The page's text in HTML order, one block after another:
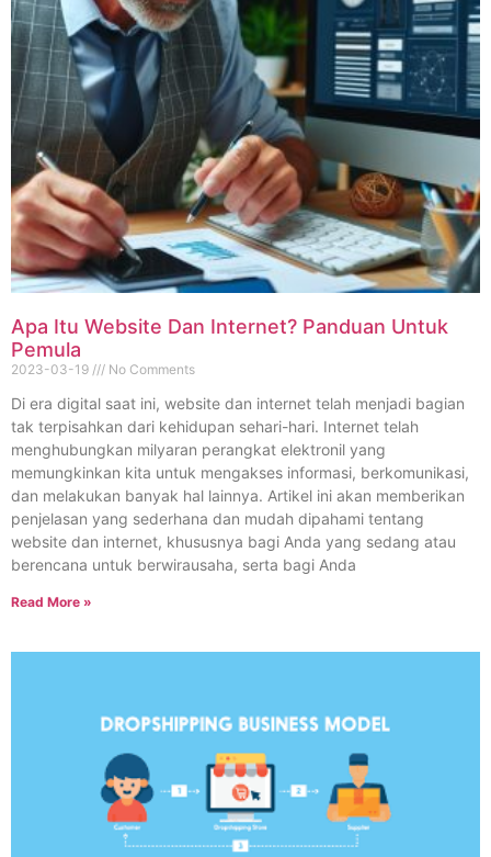
Apa Itu Website Dan Internet? Panduan Untuk
Pemula
2023-03-19 No Comments
Di era digital saat ini, website dan internet telah menjadi bagian
tak terpisahkan dari kehidupan sehari-hari. Internet telah
menghubungkan milyaran perangkat elektronil yang
memungkinkan kita untuk mengakses informasi, berkomunikasi,
dan melakukan banyak hal lainnya. Artikel ini akan memberikan
penjelasan yang sederhana dan mudah dipahami tentang
website dan internet, khususnya bagi Anda yang sedang atau
berencana untuk berwirausaha, serta bagi Anda
Read More »